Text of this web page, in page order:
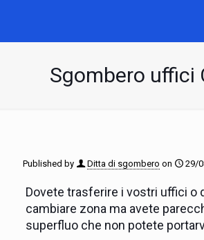
Sgombero uffici
Published by Ditta di sgombero on 29/
Dovete trasferire i vostri uffici o
cambiare zona ma avete
superfluo che non potete